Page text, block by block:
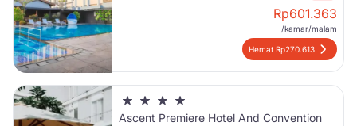
Rp601.363
/kamar/malam
Hemat Rp270.613
Ascent Premiere Hotel And Convention